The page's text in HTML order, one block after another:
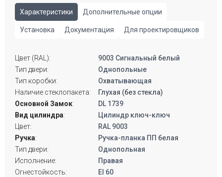
Характеристики Дополнительные опции
Установка Документация Для проектировщиков
Цвет (RAL):
9003 Сигнальный белый
Тип двери:
Однопольные
Тип коробки:
Охватывающая
Наличие стеклопакета:
Глухая (без стекла)
Основной Замок:
DL 1739
Вид цилиндра:
Цилиндр ключ-ключ
Цвет:
RAL 9003
Ручка:
Ручка-планка ПП белая
Тип двери:
Однопольная
Исполнение:
Правая
Огнестойкость:
EI 60